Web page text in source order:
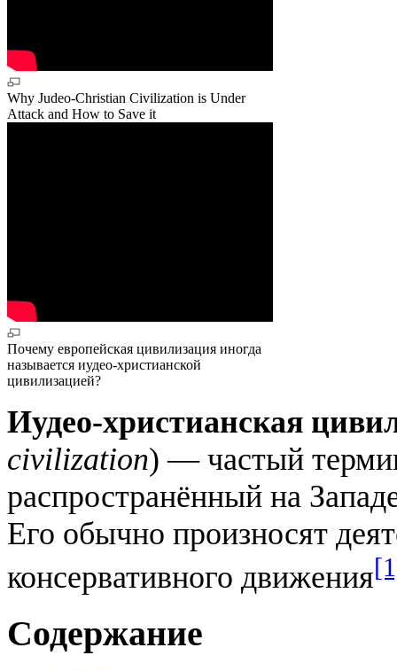
Why Judeo-Christian Civilization is Under
Attack and How to Save it
Почему европейская цивилизация иногда
называется иудео-христианской
цивилизацией?
Иудео-христианская
civilization) — частый
распространённый на
Его обычно произносят
консервативного движения
Содержание